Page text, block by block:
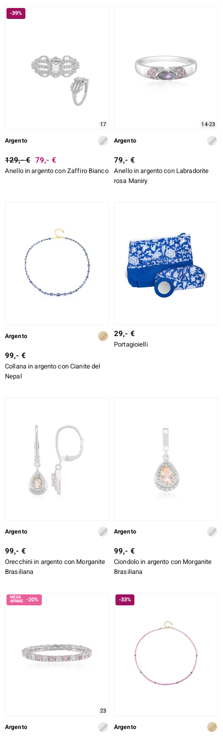
-39%
17
Argento
129,- € 79,- €
Anello in argento con Zaffiro Bianco
14-23
Argento
79,- €
Anello in argento con Labradorite
rosa Maniry
Argento
99,- €
Collana in argento con Cianite del
Nepal
29,- €
Portagioielli
Argento
99,- €
Orecchini in argento con Morganite
Brasiliana
Argento
99,- €
Ciondolo in argento con Morganite
Brasiliana
-20%
23
Argento
-33%
Argento